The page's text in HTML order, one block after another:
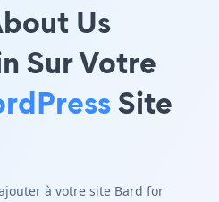
Us
Sur Votre
Site
à votre site Bard for